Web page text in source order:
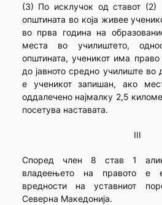
(3) По исклучок од ставот (2)
општината во која живее
во прва година на
места во училиштето,
општината, ученикот има
до јавното средно училиште во
е ученикот запишан, ако
оддалечено најмалку 2,5
посетува наставата.
III
Според член 8 став 1
владеењето на правото е
вредности на уставниот
Северна Македонија.